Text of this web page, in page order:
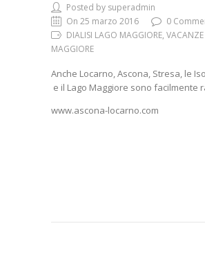
Posted by superadmin
On 25 marzo 2016
0
DIALISI LAGO MAGGIORE,
MAGGIORE
Anche Locarno, Ascona, Stresa, le
e il Lago Maggiore sono facilmente
www.ascona-locarno.com